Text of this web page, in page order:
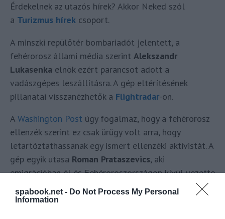
spabook.net - Do Not Process My Personal
Information
Érdekelnek az utazós hírek? Akkor Neked szól
a Turizmus hírek csoport.
A minszki repülőtér bombariadót jelentett, a
fehérorosz állami média szerint Alekszandr
Lukasenka elnök ezért parancsot adott a
vadászgépes leszállításra. A gép eltérítésének
pillanatai visszanézhetők a Flightradar-on.
A Washington Post úgy fogalmaz, hogy a fehérorosz
ellenzék szerint ez csak ürügy volt arra, hogy
letartóztathassanak egy ismert ellenzéki aktivistát. A
gép egyik utasa Roman Prataszevics, aki
emigrációban él és Fehéroroszországon kívül vezette
a népszerű ellenzéki NEXTA Telegram csatornát. A
minszki leszállás után azonnal őrizetbe vették. A